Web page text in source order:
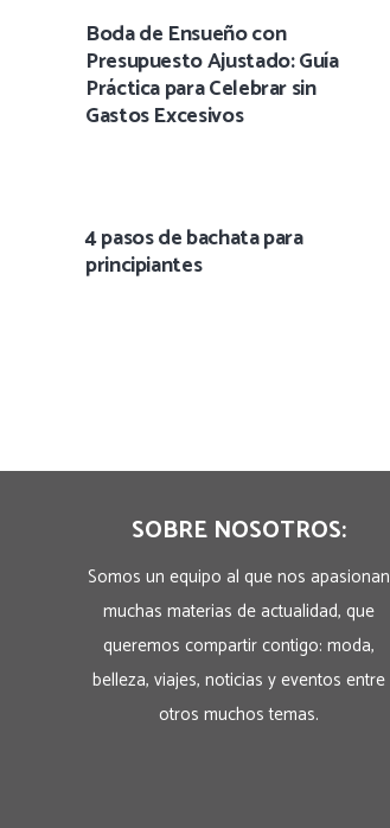
Boda de Ensueño con
Presupuesto Ajustado: Guía
Práctica para Celebrar sin
Gastos Excesivos
4 pasos de bachata para
principiantes
SOBRE NOSOTROS:
Somos un equipo al que nos apasionan
muchas materias de actualidad, que
queremos compartir contigo: moda,
belleza, viajes, noticias y eventos entre
otros muchos temas.